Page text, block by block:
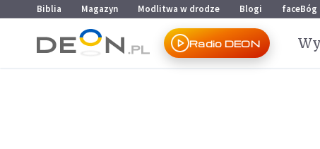
Przejdź do menu głównego
Przejdź do treści
Biblia Magazyn Modlitwa w drodze Blogi faceBóg
Radio DEON